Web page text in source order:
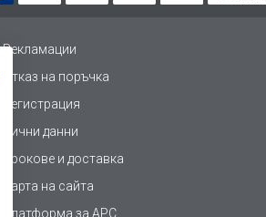
Рекламации
Отказ на поръчка
Регистрация
Лични данни
Срокове и доставка
Карта на сайта
Платформа за AРС